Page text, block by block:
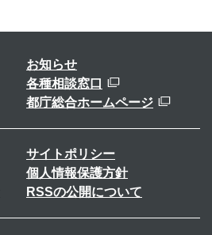
お知らせ
各種相談窓口
都庁総合ホームページ
サイトポリシー
個人情報保護方針
RSSの公開について